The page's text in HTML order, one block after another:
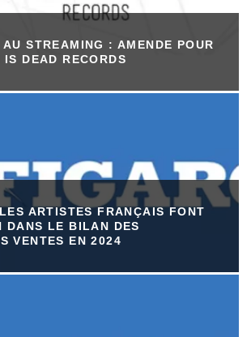
STREAMING : AMENDE POUR
IS DEAD RECORDS
ARTISTES FRANÇAIS FONT
DANS LE BILAN DES
VENTES EN 2024